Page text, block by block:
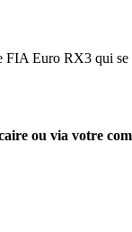
FIA Euro RX3 qui
ou via votre